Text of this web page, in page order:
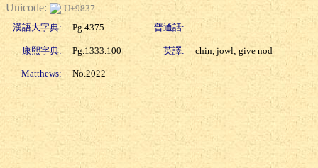
Unicode:
U+9837
漢語大字典:
Pg.4375 普通話:
康熙字典: Pg.1333.100 英譯: chin, jowl; give nod
Matthews: No.2022